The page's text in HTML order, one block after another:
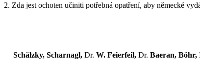
2. Zda jest ochoten učiniti potřebná opatření, aby německé
Schälzky, Scharnagl, Dr. W. Feierfeil, Dr. Baeran, Böhr,